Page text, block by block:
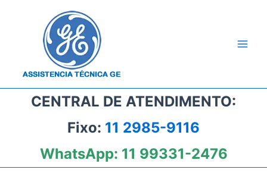
CENTRAL DE ATENDIMENTO:
Fixo: 11 2985-9116
WhatsApp: 11 99331-2476